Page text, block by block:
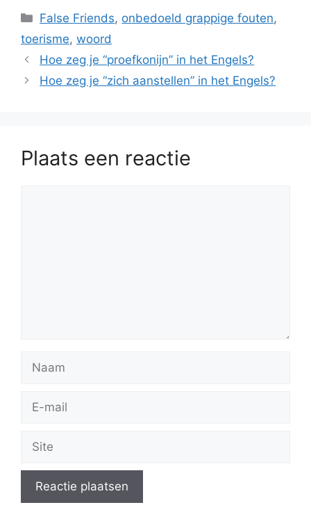
Categorieën
False Friends, onbedoeld grappige fouten,
toerisme, woord
Hoe zeg je “proefkonijn” in het Engels?
Hoe zeg je “zich aanstellen” in het Engels?
Plaats een reactie
mail